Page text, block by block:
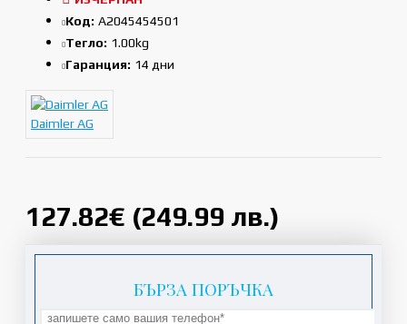
127.82€ (249.99 лв.)
Код: A2045454501
Тегло: 1.00kg
Гаранция: 14 дни
Daimler AG
БЪРЗА ПОРЪЧКА